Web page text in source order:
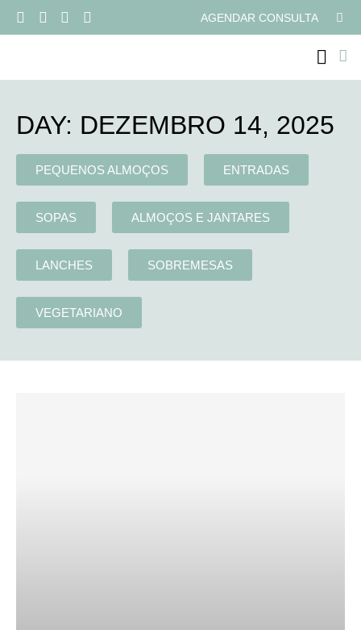
AGENDAR CONSULTA
DAY: DEZEMBRO 14, 2025
PEQUENOS ALMOÇOS ENTRADAS
SOPAS ALMOÇOS E JANTARES
LANCHES SOBREMESAS
VEGETARIANO